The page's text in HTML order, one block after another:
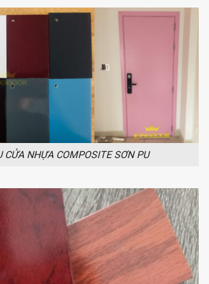
CỬA NHỰA COMPOSITE SƠN PU